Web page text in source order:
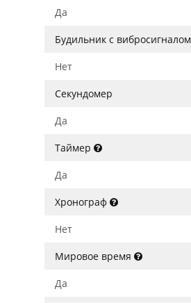
Да
Будильник с вибросигналом
Нет
Секундомер
Да
Таймер
Да
Хронограф
Нет
Мировое время
Да